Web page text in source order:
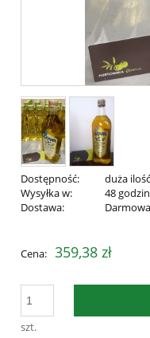
Dostępność:
duża ilość
Wysyłka w:
48 godzin
Dostawa:
Darmowa
Cena nie zawiera
Cena: 359,38 zł
szt.